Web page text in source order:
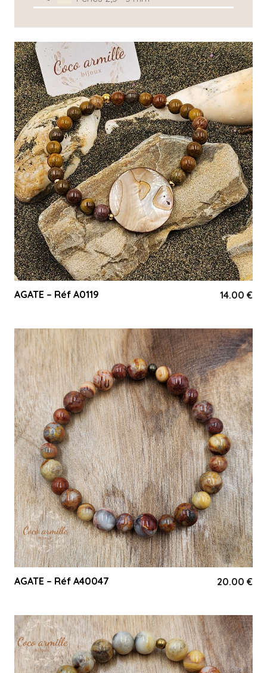
AGATE – Réf A0119 14.00 €
AGATE – Réf A40047 20.00 €